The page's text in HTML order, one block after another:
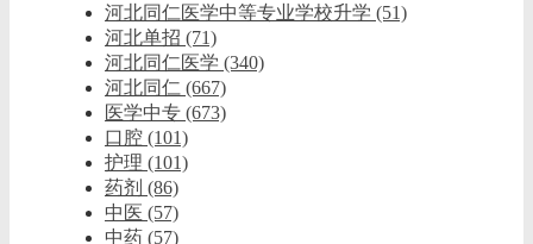
河北同仁医学中等专业学校升学 (51)
河北单招 (71)
河北同仁医学 (340)
河北同仁 (667)
医学中专 (673)
口腔 (101)
护理 (101)
药剂 (86)
中医 (57)
中药 (57)